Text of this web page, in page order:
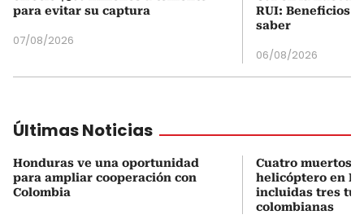
para evitar su captura
07/08/2026
RUI: Beneficios
saber
06/08/2026
Últimas Noticias
Honduras ve una oportunidad
para ampliar cooperación con
Colombia
Cuatro muertos
helicóptero en
incluidas tres
colombianas